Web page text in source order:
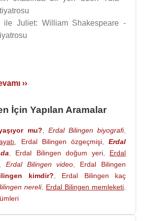
ile Juliet: William Shakespeare -
: Güngör Dilmen
:
(Tevfik) (TV Dizisi)
(Orhan Aksoy)(TV Dizisi)
››
İçin Yapılan Aramalar
mu? Erdal Bilingen biyografi,
Erdal Bilingen özgeçmişi,Erdal
Erdal Bilingen doğum yeri, Erdal
Erdal Bilingen video
Erdal Bilingen
kimdir?
Erdal Bilingen kaç
nereli, Erdal Bilingen memleketi